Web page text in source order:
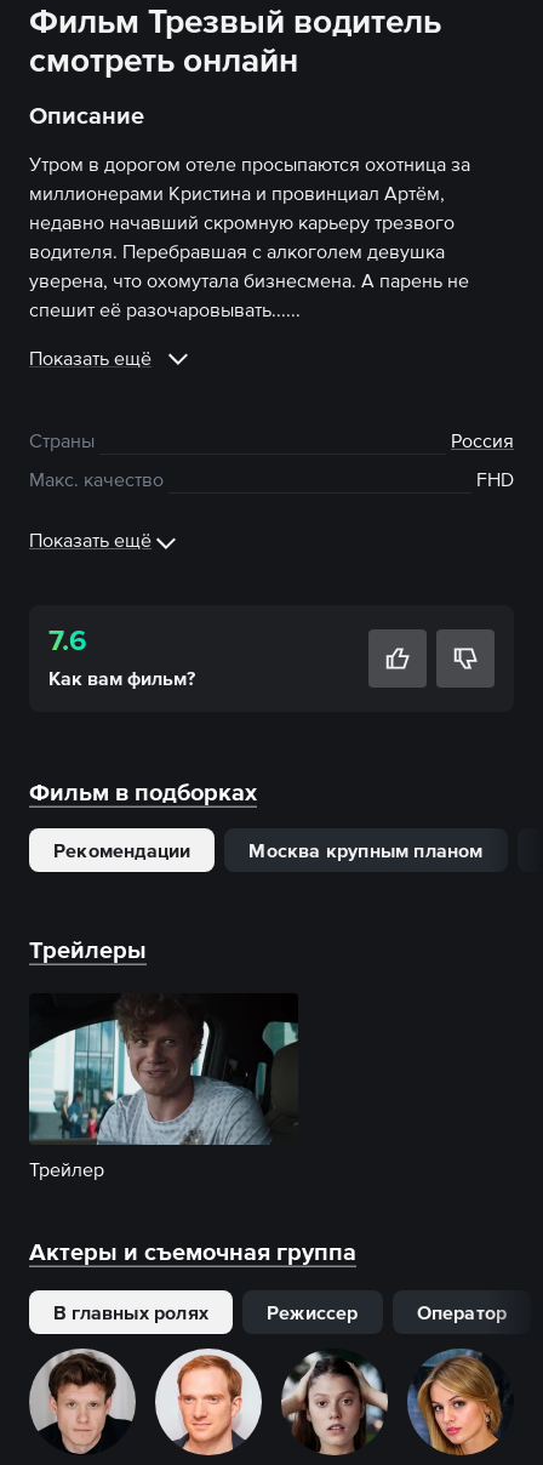
Фильм Трезвый водитель
смотреть онлайн
Описание
Утром в дорогом отеле просыпаются охотница за
миллионерами Кристина и провинциал Артём,
недавно начавший скромную карьеру трезвого
водителя. Перебравшая с алкоголем девушка
уверена, что охомутала бизнесмена. А парень не
спешит её разочаровывать......
Показать ещё
Страны
Россия
Макс. качество
FHD
Показать ещё
7.6
Как вам фильм?
Фильм в подборках
Рекомендации Москва крупным планом
Трейлеры
Трейлер
Актеры и съемочная группа
В главных ролях Режиссер Оператор